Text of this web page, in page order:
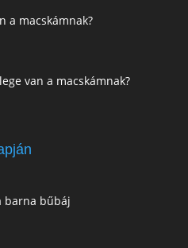
a macskámnak?
van a macskámnak?
barna bűbáj